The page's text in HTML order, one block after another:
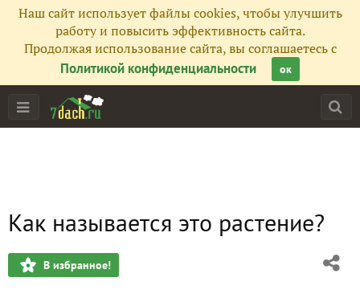
Наш сайт использует файлы cookies, чтобы улучшить
работу и повысить эффективность сайта.
Продолжая использование сайта, вы соглашаетесь с
Политикой конфиденциальности
ок
Как называется это растение?
В избранное!